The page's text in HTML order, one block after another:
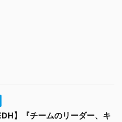
】『チームのリーダー、キ